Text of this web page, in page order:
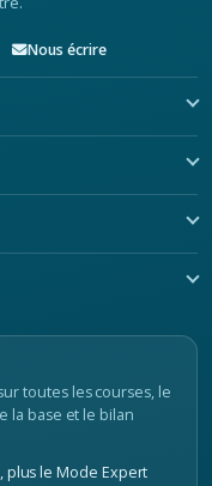
Nous écrire
toutes les courses, le
la base et le bilan
, plus le Mode Expert